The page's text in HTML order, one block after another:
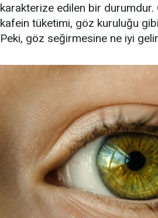
karakterize edilen bir
kafein tüketimi, göz kuruluğu
Peki, göz seğirmesine ne iyi